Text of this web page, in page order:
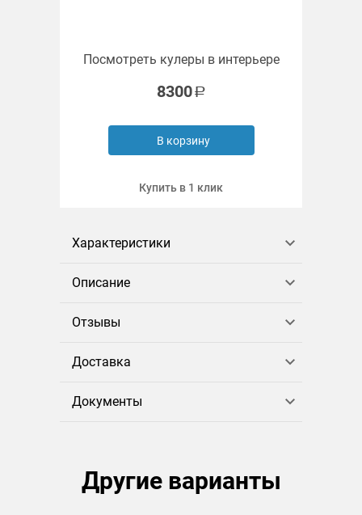
Посмотреть кулеры в интерьере
8300
В корзину
Купить в 1 клик
Характеристики
Описание
Отзывы
Доставка
Документы
Другие варианты